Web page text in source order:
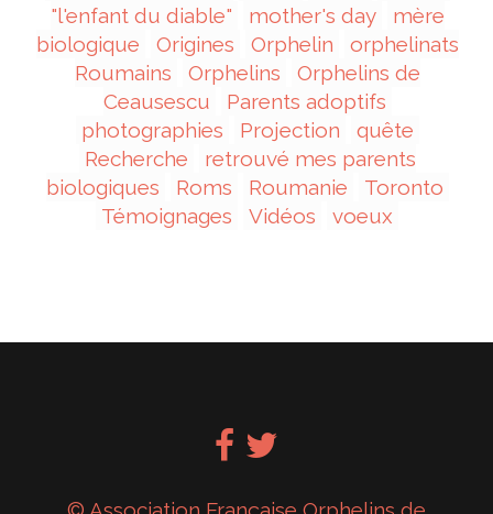
"l'enfant du diable"
mother's day
mère
biologique
Origines Orphelin
orphelinats
Roumains
Orphelins
Orphelins de
Ceausescu
Parents adoptifs
photographies
Projection
quête
Recherche
retrouvé mes parents
biologiques
Roms Roumanie
Toronto
Témoignages
Vidéos voeux